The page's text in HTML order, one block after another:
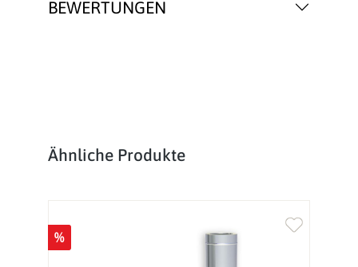
BEWERTUNGEN
Produktgalerie überspringen
Ähnliche Produkte
%